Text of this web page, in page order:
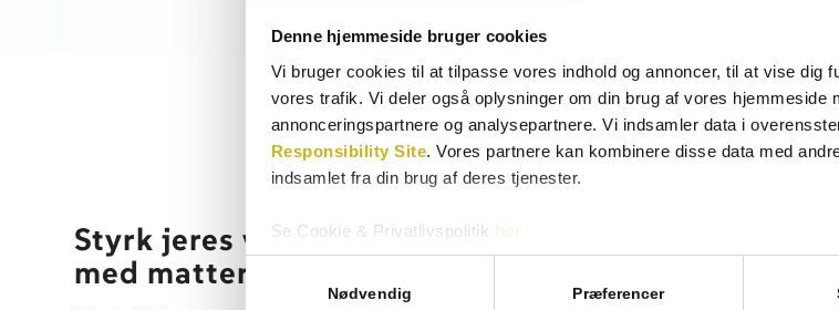
Denne hjemmeside bruger cookies
Vi bruger cookies til at tilpasse vores indhold og annoncer, til at vise dig
vores trafik. Vi deler også oplysninger om din brug af vores hjemmeside
annonceringspartnere og analysepartnere. Vi indsamler data i
Responsibility Site. Vores partnere kan kombinere disse data med
indsamlet fra din brug af deres tjenester.
Se Cookie & Privatlivspolitik her
Samtykkevalg
Nødvendig Præferencer
Styrk jeres visuelle identitet
med mattering på vinduerne